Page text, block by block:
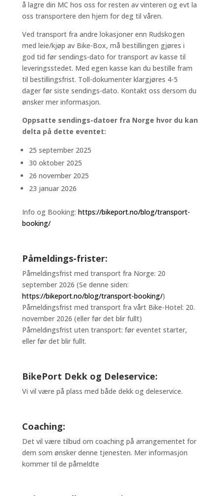
å lagre din MC hos oss for resten av vinteren og evt la
oss transportere den hjem for deg til våren.
Ved transport fra andre lokasjoner enn Rudskogen
med leie/kjøp av Bike-Box, må bestillingen gjøres i
god tid før sendings-dato for transport av kasse til
leveringsstedet. Med egen kasse kan du bestille fram
til bestillingsfrist. Toll-dokumenter klargjøres 4-5
dager før siste sendings-dato. Kontakt oss dersom du
ønsker mer informasjon.
Oppsatte sendings-datoer fra Norge hvor du kan
delta på dette eventet:
25 september 2025
30 oktober 2025
26 november 2025
23 januar 2026
Info og Booking: https://bikeport.no/blog/transport-
booking/
Påmeldings-frister:
Påmeldingsfrist med transport fra Norge: 20
september 2026 (Se denne siden:
https://bikeport.no/blog/transport-booking/)
Påmeldingsfrist med transport fra vårt Bike-Hotel: 20.
november 2026 (eller før det blir fullt)
Påmeldingsfrist uten transport: før eventet starter,
eller før det blir fullt.
BikePort Dekk og Deleservice:
Vi vil være på plass med både dekk og deleservice.
Coaching:
Det vil være tilbud om coaching på arrangementet for
dem som ønsker denne tjenesten. Mer informasjon
kommer til de påmeldte